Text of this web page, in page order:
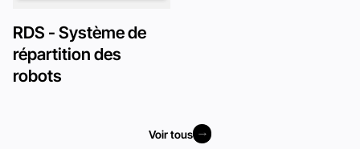
RDS - Système de
répartition des
robots
Voir tous